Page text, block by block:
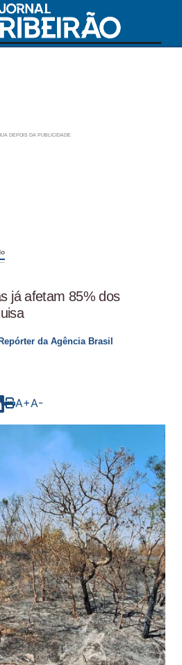
já afetam 85% dos
da Agência Brasil
A+A-